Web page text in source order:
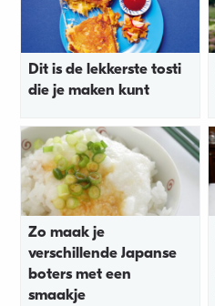
Dit is de lekkerste tosti
die je maken kunt
Zo maak je
verschillende Japanse
boters met een
smaakje